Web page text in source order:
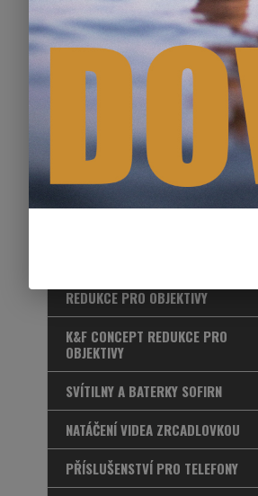
Digitální fotoaparáty a objektivy
Ostatní foto příslušenství
Produkty s omezenou funkčností
VÝHODNÉ SETY
REDUKCE PRO OBJEKTIVY
K&F CONCEPT REDUKCE PRO
OBJEKTIVY
SVÍTILNY A BATERKY SOFIRN
NATÁČENÍ VIDEA ZRCADLOVKOU
PŘÍSLUŠENSTVÍ PRO TELEFONY